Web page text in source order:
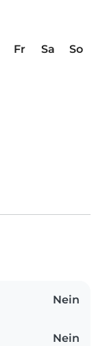
Fr Sa
So
Nein
Nein